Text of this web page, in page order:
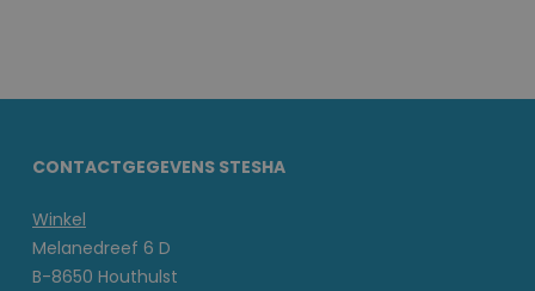
CONTACTGEGEVENS STESHA
Winkel
Melanedreef 6 D
B-8650 Houthulst